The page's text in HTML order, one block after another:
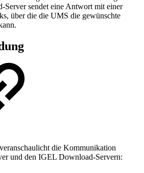
sendet eine Antwort mit einer
über die die UMS die gewünschte
die Kommunikation
und den IGEL Download-Servern: